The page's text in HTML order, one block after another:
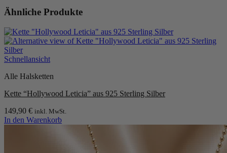
der
gewählt
werden
Produkt
mehrere
Varianten
auf.
Die
Optionen
können
der
gewählt
werden
Ähnliche Produkte
Schnellansicht
Alle Halsketten
Kette “Hollywood Leticia” aus 925 Sterling Silber
149,90 € inkl. MwSt.
In den Warenkorb